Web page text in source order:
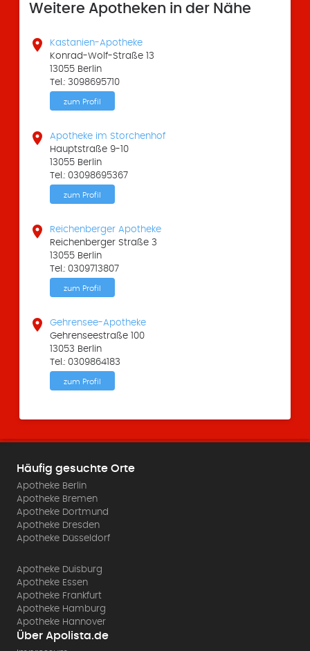
Weitere Apotheken in der Nähe

Kastanien-Apotheke
Konrad-Wolf-Straße 13
13055 Berlin
Tel.: 3098695710
zum Profil

Apotheke im Storchenhof
Hauptstraße 9-10
13055 Berlin
Tel.: 03098695367
zum Profil

Reichenberger Apotheke
Reichenberger Straße 3
13055 Berlin
Tel.: 0309713807
zum Profil

Gehrensee-Apotheke
Gehrenseestraße 100
13053 Berlin
Tel.: 0309864183
zum Profil
Häufig gesuchte Orte
Apotheke Berlin
Apotheke Bremen
Apotheke Dortmund
Apotheke Dresden
Apotheke Düsseldorf
Apotheke Duisburg
Apotheke Essen
Apotheke Frankfurt
Apotheke Hamburg
Apotheke Hannover
Über Apolista.de